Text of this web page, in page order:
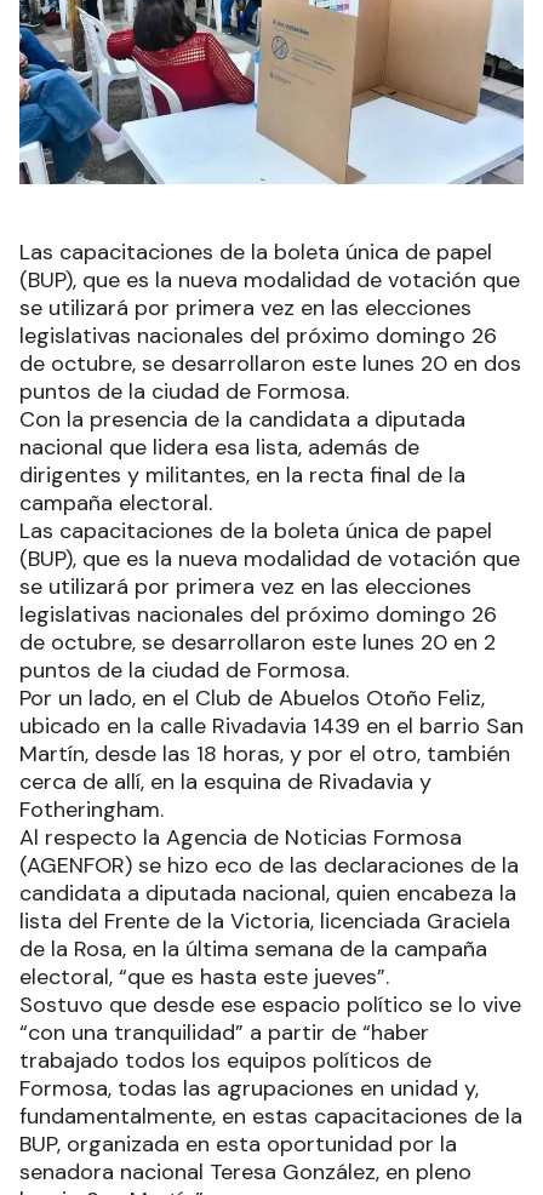
Las capacitaciones de la boleta única de papel
(BUP), que es la nueva modalidad de votación que
se utilizará por primera vez en las elecciones
legislativas nacionales del próximo domingo 26
de octubre, se desarrollaron este lunes 20 en dos
puntos de la ciudad de Formosa.
Con la presencia de la candidata a diputada
nacional que lidera esa lista, además de
dirigentes y militantes, en la recta final de la
campaña electoral.
Las capacitaciones de la boleta única de papel
(BUP), que es la nueva modalidad de votación que
se utilizará por primera vez en las elecciones
legislativas nacionales del próximo domingo 26
de octubre, se desarrollaron este lunes 20 en 2
puntos de la ciudad de Formosa.
Por un lado, en el Club de Abuelos Otoño Feliz,
ubicado en la calle Rivadavia 1439 en el barrio San
Martín, desde las 18 horas, y por el otro, también
cerca de allí, en la esquina de Rivadavia y
Fotheringham.
Al respecto la Agencia de Noticias Formosa
(AGENFOR) se hizo eco de las declaraciones de la
candidata a diputada nacional, quien encabeza la
lista del Frente de la Victoria, licenciada Graciela
de la Rosa, en la última semana de la campaña
electoral, “que es hasta este jueves”.
Sostuvo que desde ese espacio político se lo vive
“con una tranquilidad” a partir de “haber
trabajado todos los equipos políticos de
Formosa, todas las agrupaciones en unidad y,
fundamentalmente, en estas capacitaciones de la
BUP, organizada en esta oportunidad por la
senadora nacional Teresa González, en pleno